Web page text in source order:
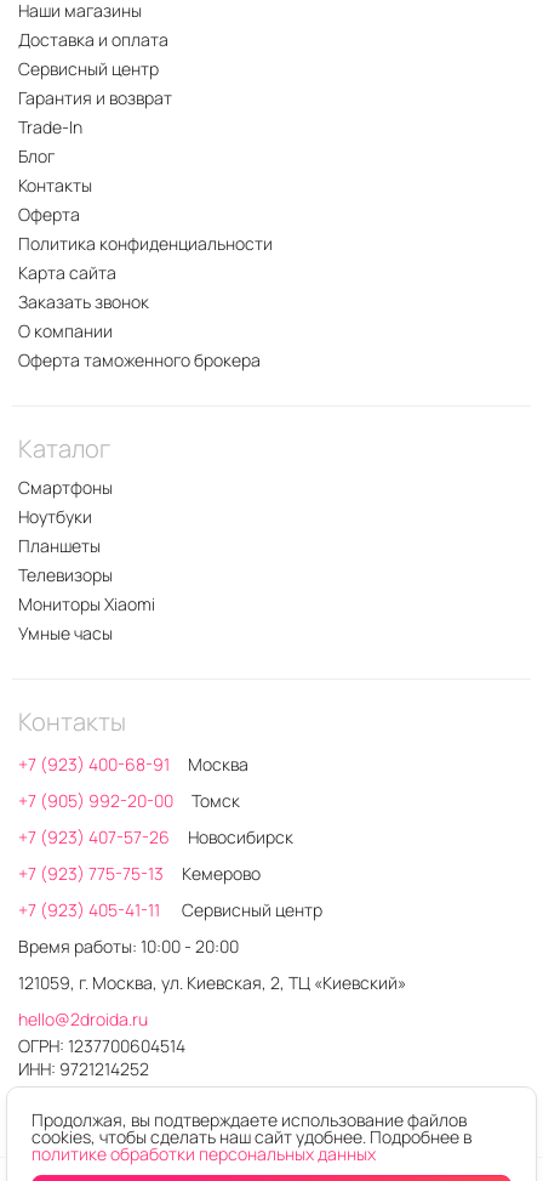
Наши магазины
Доставка и оплата
Сервисный центр
Гарантия и возврат
Trade-In
Блог
Контакты
Оферта
Политика конфиденциальности
Карта сайта
Заказать звонок
О компании
Оферта таможенного брокера
Каталог
Смартфоны
Ноутбуки
Планшеты
Телевизоры
Мониторы Xiaomi
Умные часы
Контакты
+7 (923) 400-68-91
Москва
+7 (905) 992-20-00
Томск
+7 (923) 407-57-26
Новосибирск
+7 (923) 775-75-13
Кемерово
+7 (923) 405-41-11
Сервисный центр
Время работы: 10:00 - 20:00
121059, г. Москва, ул. Киевская, 2, ТЦ «Киевский»
hello@2droida.ru
ОГРН: 1237700604514
ИНН: 9721214252
Продолжая, вы подтверждаете использование файлов
cookies, чтобы сделать наш сайт удобнее. Подробнее в
политике обработки персональных данных